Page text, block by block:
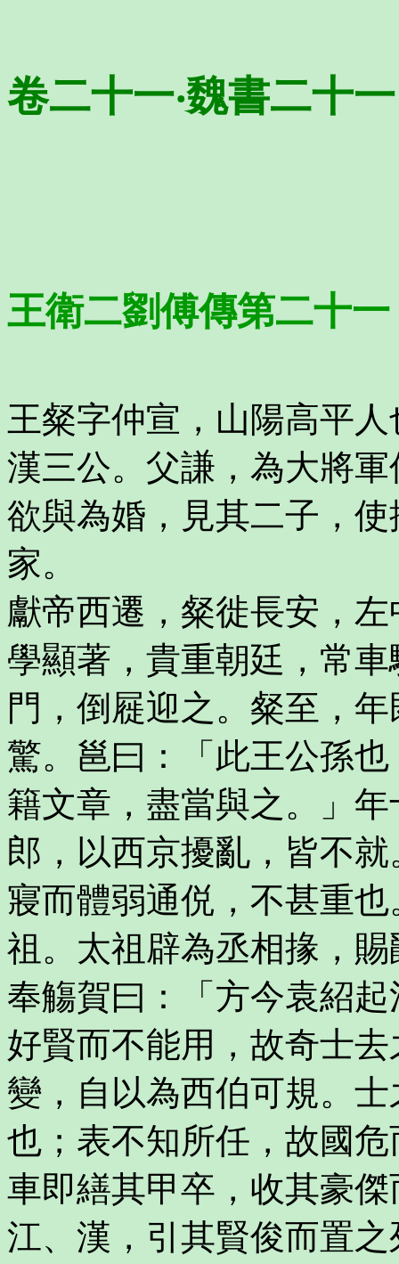
卷二十一‧魏書二十一
王衛二劉傅傳第二十一
王粲字仲宣，山陽高平
漢三公。父謙，為大將
欲與為婚，見其二子，
家。
獻帝西遷，粲徙長安，
學顯著，貴重朝廷，常
門，倒屣迎之。粲至，
驚。邕曰：「此王公孫
籍文章，盡當與之。」
郎，以西京擾亂，皆不
寢而體弱通侻，不甚重
祖。太祖辟為丞相掾，
奉觴賀曰：「方今袁紹
好賢而不能用，故奇士
變，自以為西伯可規。
也；表不知所任，故國
車即繕其甲卒，收其豪
江、漢，引其賢俊而置